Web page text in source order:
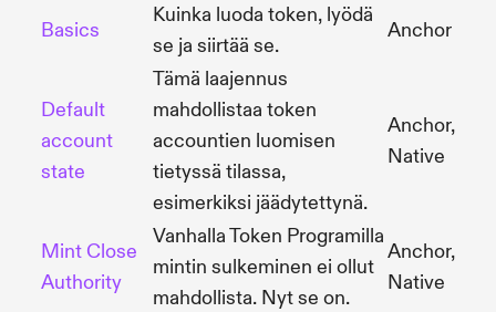
Basics
Kuinka luoda token, lyödä
se ja siirtää se.
Anchor
Default
account
state
Tämä laajennus
mahdollistaa token
accountien luomisen
tietyssä tilassa,
esimerkiksi jäädytettynä.
Anchor,
Native
Mint Close
Authority
Vanhalla Token Programilla
mintin sulkeminen ei ollut
mahdollista. Nyt se on.
Anchor,
Native